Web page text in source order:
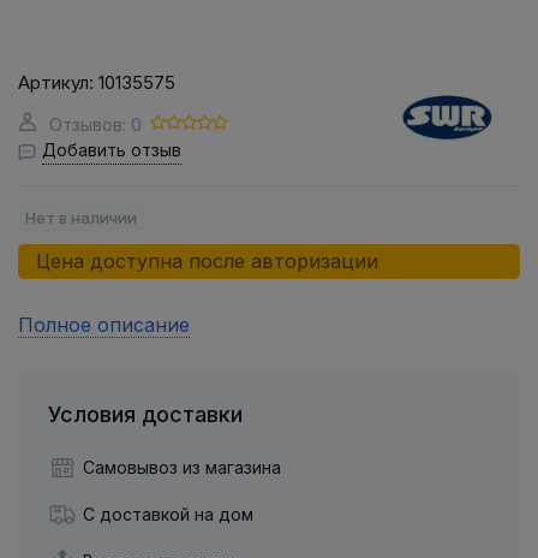
Артикул: 10135575
Отзывов: 0
Добавить отзыв
Нет в наличии
Цена доступна после авторизации
Полное описание
Условия доставки
Самовывоз из магазина
С доставкой на дом